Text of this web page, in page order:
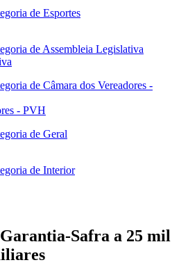
- PVH
Safra a 25 mil